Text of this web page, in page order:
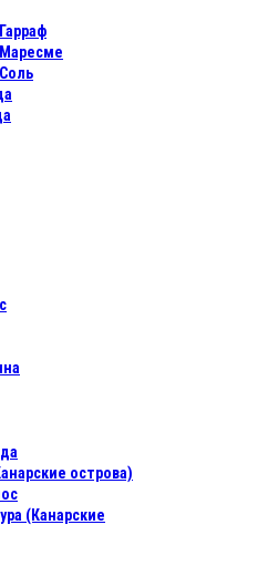
острова)
(Канарские